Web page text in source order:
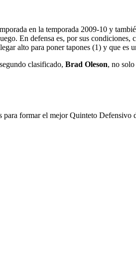
en la temporada 2009-10 y
En defensa es, por sus condiciones,
alto para poner tapones (1) y que es
clasificado, Brad Oleson, no
para formar el mejor Quinteto Defensivo